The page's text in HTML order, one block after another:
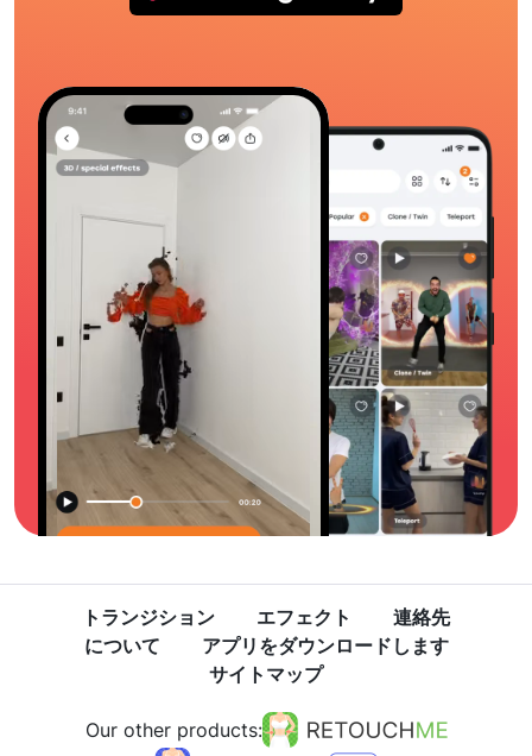
トランジション エフェクト
連絡先
について
アプリをダウンロードします
サイトマップ
Our other products: